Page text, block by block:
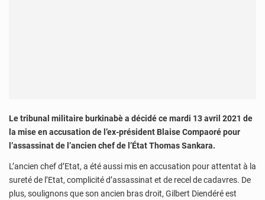
Le tribunal militaire burkinabè a décidé ce mardi 13 avril 2021 de
la mise en accusation de l’ex-président Blaise Compaoré pour
l’assassinat de l’ancien chef de l’État Thomas Sankara.
L’ancien chef d’Etat, a été aussi mis en accusation pour attentat à la
sureté de l’Etat, complicité d’assassinat et de recel de cadavres. De
plus, soulignons que son ancien bras droit, Gilbert Diendéré est